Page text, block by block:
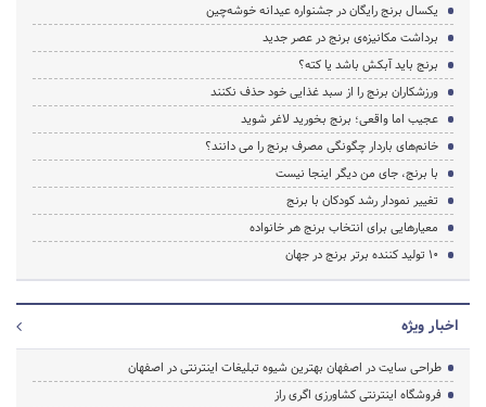
یکسال برنج رایگان در جشنواره عیدانه خوشه‌چین
برداشت مکانیزه‌ی برنج در عصر جدید
برنج باید آبکش باشد یا کته؟
ورزشکاران برنج را از سبد غذایی خود حذف نکنند
عجیب اما واقعی؛ برنج بخورید لاغر شوید
خانم‌های باردار چگونگی مصرف برنج را می دانند؟
با برنج، جای من دیگر اینجا نیست
تغییر نمودار رشد کودکان با برنج
معیارهایی برای انتخاب برنج هر خانواده
10 تولید کننده برتر برنج در جهان
اخبار ویژه
طراحی سایت در اصفهان بهترین شیوه تبلیغات اینترنتی در اصفهان
فروشگاه اینترنتی کشاورزی اگری راز